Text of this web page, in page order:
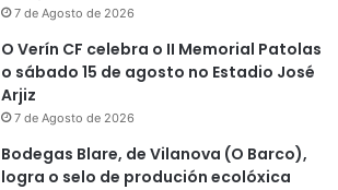
7 de Agosto de 2026
O Verín CF celebra o II Memorial Patolas
o sábado 15 de agosto no Estadio José
Arjiz
7 de Agosto de 2026
Bodegas Blare, de Vilanova (O Barco),
logra o selo de produción ecolóxica